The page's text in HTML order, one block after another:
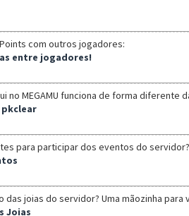
com outros jogadores:
entre jogadores!
no MEGAMU funciona de forma diferente
pkclear
para participar dos eventos do servidor?
joias do servidor? Uma mãozinha para
Joias